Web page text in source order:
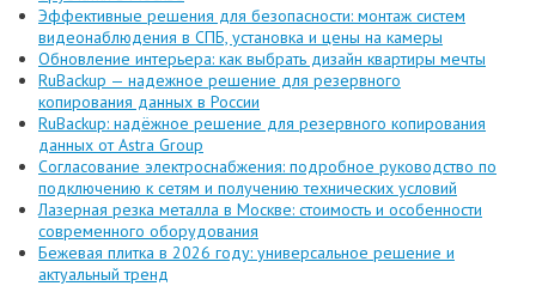
Эффективные решения для безопасности: монтаж систем
видеонаблюдения в СПБ, установка и цены на камеры
Обновление интерьера: как выбрать дизайн квартиры мечты
RuBackup — надежное решение для резервного
копирования данных в России
RuBackup: надёжное решение для резервного копирования
данных от Astra Group
Согласование электроснабжения: подробное руководство по
подключению к сетям и получению технических условий
Лазерная резка металла в Москве: стоимость и особенности
современного оборудования
Бежевая плитка в 2026 году: универсальное решение и
актуальный тренд